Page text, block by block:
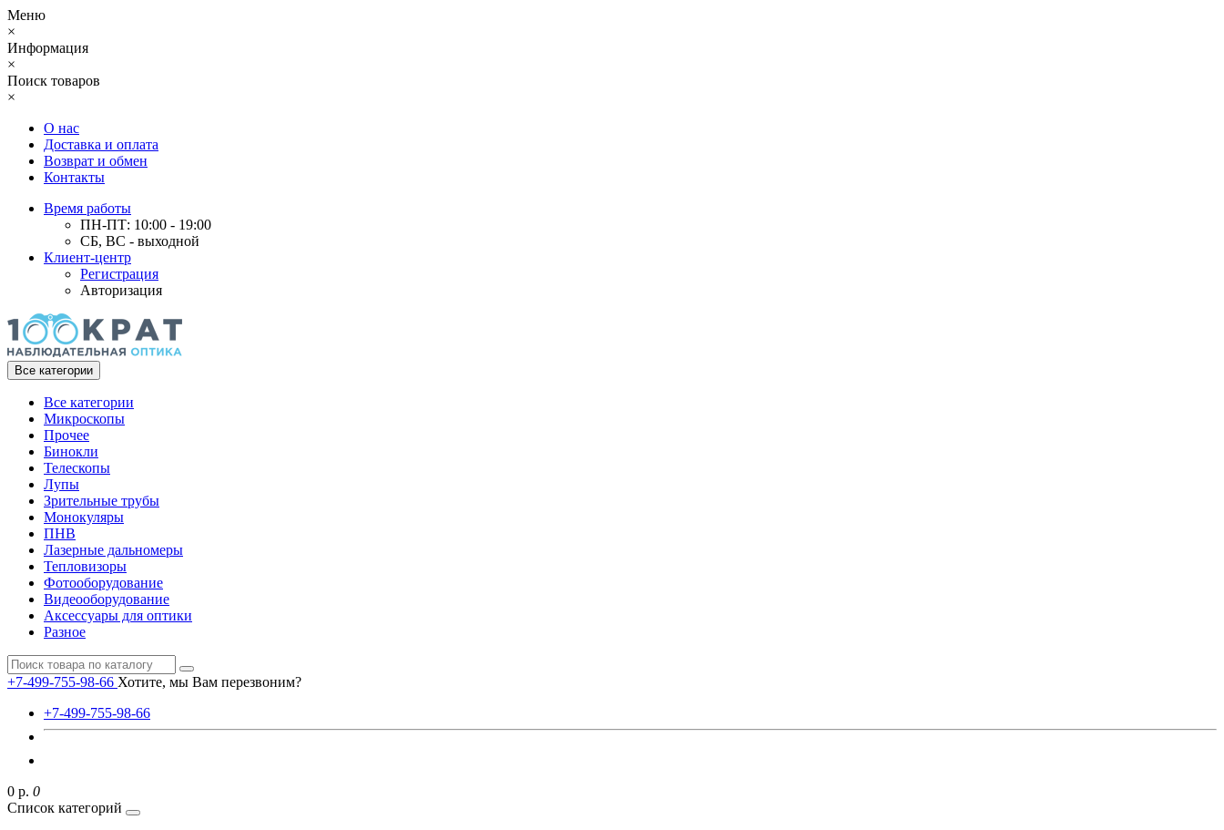
Меню
×
Информация
×
Поиск товаров
×
О нас
Доставка и оплата
Возврат и обмен
Контакты
Время работы
ПН-ПТ: 10:00 - 19:00
СБ, ВС - выходной
Клиент-центр
Регистрация
Авторизация
Все категории
Все категории
Микроскопы
Прочее
Бинокли
Телескопы
Лупы
Зрительные трубы
Монокуляры
ПНВ
Лазерные дальномеры
Тепловизоры
Фотооборудование
Видеооборудование
Аксессуары для оптики
Разное
+7-499-755-98-66 Хотите, мы Вам перезвоним?
+7-499-755-98-66
0 р. 0
Список категорий